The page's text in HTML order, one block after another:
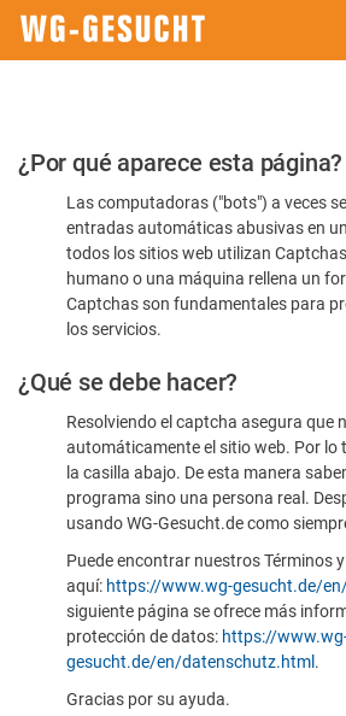
Por
favor,
confirme
humano
¿Por qué aparece esta página?
Las computadoras ("bots") a veces
entradas automáticas abusivas en
todos los sitios web utilizan
humano o una máquina rellena un
Captchas son fundamentales para
los servicios.
¿Qué se debe hacer?
Resolviendo el captcha asegura que
automáticamente el sitio web. Por lo
la casilla abajo. De esta manera
programa sino una persona real.
usando WG-Gesucht.de como
Puede encontrar nuestros Términos
aquí: https://www.wg-gesucht.de/
siguiente página se ofrece más
protección de datos: https://
gesucht.de/en/datenschutz.html .
Gracias por su ayuda.